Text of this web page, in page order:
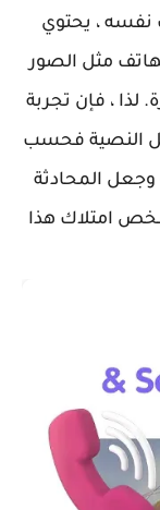
، يحتوي
مثل الصور
لذا ، فإن تجربة
النصية فحسب
المحادثة
امتلاك هذا